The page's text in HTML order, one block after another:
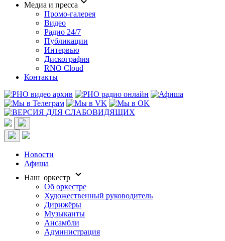
Медиа и пресса
Промо-галерея
Видео
Радио 24/7
Публикации
Интервью
Дискография
RNO Cloud
Контакты
Новости
Афиша
Наш оркестр
Об оркестре
Художественный руководитель
Дирижёры
Музыканты
Ансамбли
Администрация